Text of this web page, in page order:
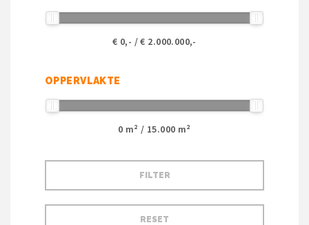
€ 0,- / € 2.000.000,-
OPPERVLAKTE
0 m² / 15.000 m²